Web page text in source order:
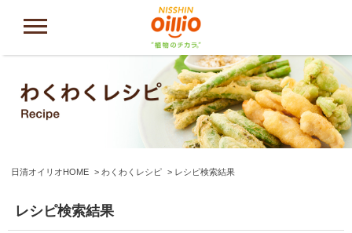
日清オイリオHOME わくわくレシピ レシピ検索結果
レシピ検索結果